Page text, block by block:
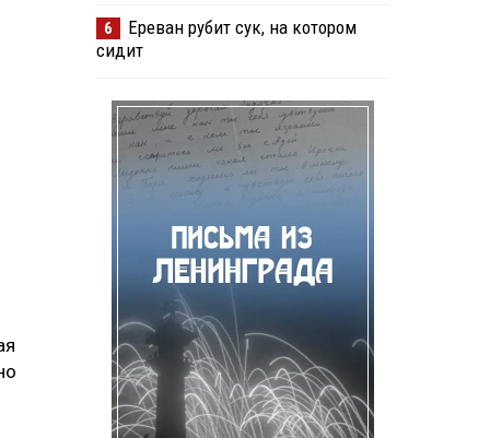
6
Ереван рубит сук, на котором
сидит